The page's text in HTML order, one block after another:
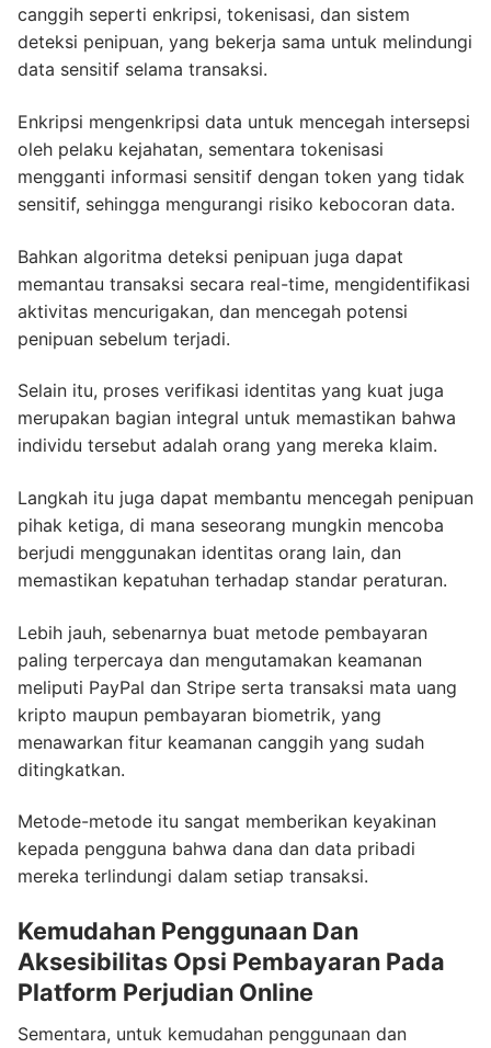
canggih seperti enkripsi, tokenisasi, dan sistem
deteksi penipuan, yang bekerja sama untuk melindungi
data sensitif selama transaksi.
Enkripsi mengenkripsi data untuk mencegah intersepsi
oleh pelaku kejahatan, sementara tokenisasi
mengganti informasi sensitif dengan token yang tidak
sensitif, sehingga mengurangi risiko kebocoran data.
Bahkan algoritma deteksi penipuan juga dapat
memantau transaksi secara real-time, mengidentifikasi
aktivitas mencurigakan, dan mencegah potensi
penipuan sebelum terjadi.
Selain itu, proses verifikasi identitas yang kuat juga
merupakan bagian integral untuk memastikan bahwa
individu tersebut adalah orang yang mereka klaim.
Langkah itu juga dapat membantu mencegah penipuan
pihak ketiga, di mana seseorang mungkin mencoba
berjudi menggunakan identitas orang lain, dan
memastikan kepatuhan terhadap standar peraturan.
Lebih jauh, sebenarnya buat metode pembayaran
paling terpercaya dan mengutamakan keamanan
meliputi PayPal dan Stripe serta transaksi mata uang
kripto maupun pembayaran biometrik, yang
menawarkan fitur keamanan canggih yang sudah
ditingkatkan.
Metode-metode itu sangat memberikan keyakinan
kepada pengguna bahwa dana dan data pribadi
mereka terlindungi dalam setiap transaksi.
Kemudahan Penggunaan Dan
Aksesibilitas Opsi Pembayaran Pada
Platform Perjudian Online
Sementara, untuk kemudahan penggunaan dan